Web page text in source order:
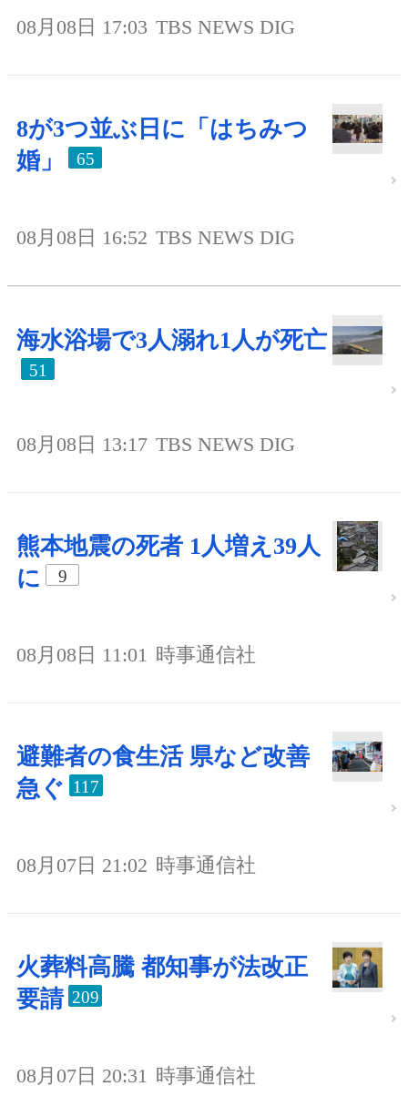
08月08日 17:03 TBS NEWS DIG
8が3つ並ぶ日に「はちみつ
婚」
65
08月08日 16:52 TBS NEWS DIG
海水浴場で3人溺れ1人が死亡
51
08月08日 13:17 TBS NEWS DIG
熊本地震の死者 1人増え39人
に
9
08月08日 11:01 時事通信社
避難者の食生活 県など改善
急ぐ 117
08月07日 21:02 時事通信社
火葬料高騰 都知事が法改正
要請 209
08月07日 20:31 時事通信社